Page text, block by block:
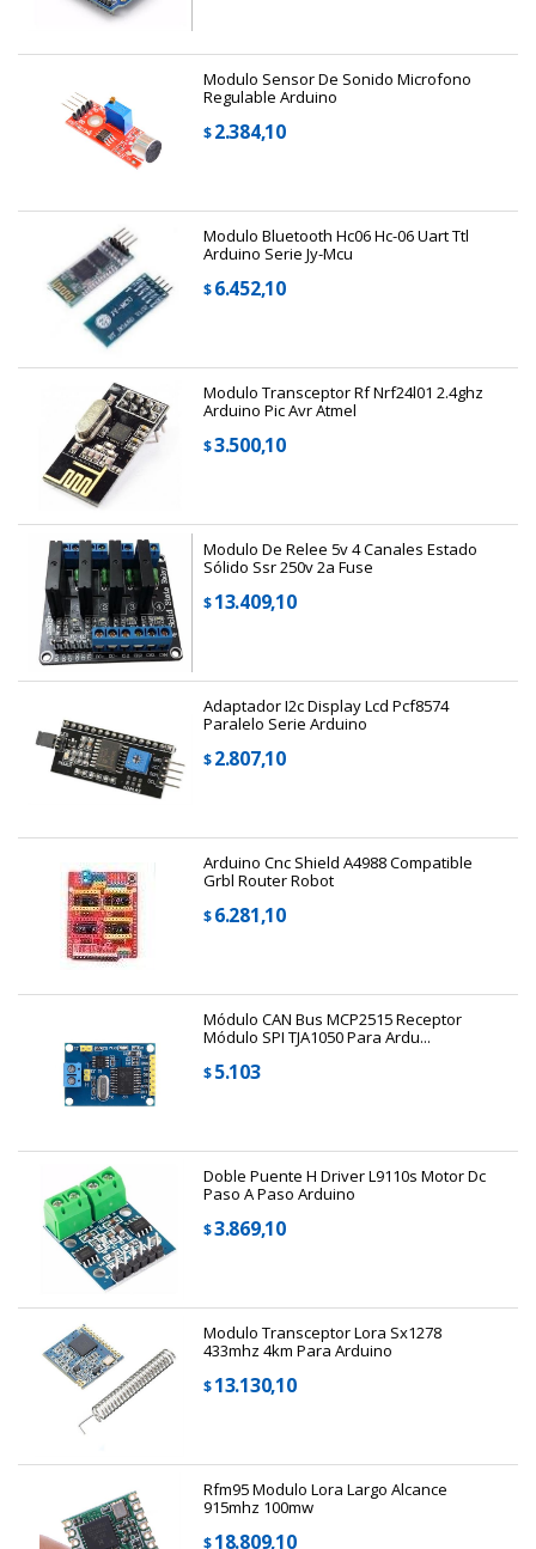
Modulo Sensor De Sonido Microfono
Regulable Arduino
$2.384,10
Modulo Bluetooth Hc06 Hc-06 Uart Ttl
Arduino Serie Jy-Mcu
$6.452,10
Modulo Transceptor Rf Nrf24l01 2.4ghz
Arduino Pic Avr Atmel
$3.500,10
Modulo De Relee 5v 4 Canales Estado
Sólido Ssr 250v 2a Fuse
$13.409,10
Adaptador I2c Display Lcd Pcf8574
Paralelo Serie Arduino
$2.807,10
Arduino Cnc Shield A4988 Compatible
Grbl Router Robot
$6.281,10
Módulo CAN Bus MCP2515 Receptor
Módulo SPI TJA1050 Para Ardu...
$5.103
Doble Puente H Driver L9110s Motor Dc
Paso A Paso Arduino
$3.869,10
Modulo Transceptor Lora Sx1278
433mhz 4km Para Arduino
$13.130,10
Rfm95 Modulo Lora Largo Alcance
915mhz 100mw
$18.809,10